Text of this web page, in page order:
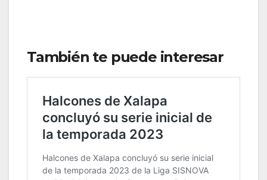
También te puede interesar